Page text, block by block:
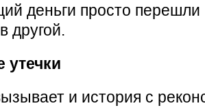
деньги просто перешли
другой.
утечки
и история с